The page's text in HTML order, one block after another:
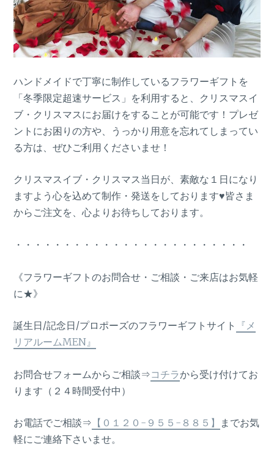
ハンドメイドで丁寧に制作しているフラワーギフトを
「冬季限定超速サービス」を利用すると、クリスマスイ
ブ・クリスマスにお届けをすることが可能です！プレゼ
ントにお困りの方や、うっかり用意を忘れてしまってい
る方は、ぜひご利用くださいませ！
クリスマスイブ・クリスマス当日が、素敵な１日になり
ますよう心を込めて制作・発送をしております♥皆さま
からご注文を、心よりお待ちしております。
・・・・・・・・・・・・・・・・・・・・・・・・
《フラワーギフトのお問合せ・ご相談・ご来店はお気軽
に★》
誕生日/記念日/プロポーズのフラワーギフトサイト
『メ
リアルームMEN』
お問合せフォームからご相談⇒コチラから受け付けてお
ります（２４時間受付中）
お電話でご相談⇒ 【０１２０-９５５-８８５】
までお気
軽にご連絡下さいませ。